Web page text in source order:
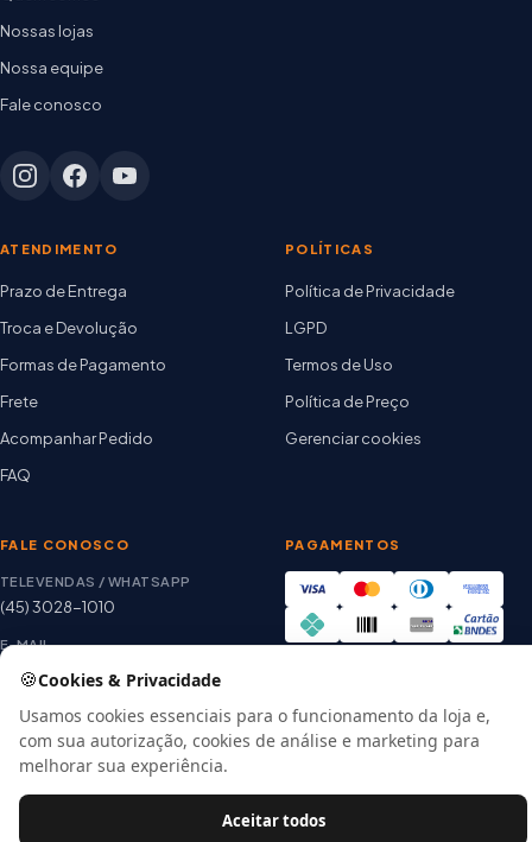
Nossas lojas
Nossa equipe
Fale conosco
ATENDIMENTO
Prazo de Entrega
Troca e Devolução
Formas de Pagamento
Frete
Acompanhar Pedido
FAQ
POLÍTICAS
Política de Privacidade
LGPD
Termos de Uso
Política de Preço
Gerenciar cookies
FALE CONOSCO
TELEVENDAS / WHATSAPP
(45) 3028-1010
E-MAIL
thiago@artetintas.com.br
HORÁRIO
Seg. a Sex. 8h às 18h
Sábado 8h às 12h
PAGAMENTOS
Google Safe Browsing
🍪Cookies & Privacidade
Usamos cookies essenciais para o funcionamento da loja e,
com sua autorização, cookies de análise e marketing para
melhorar sua experiência.
Aceitar todos